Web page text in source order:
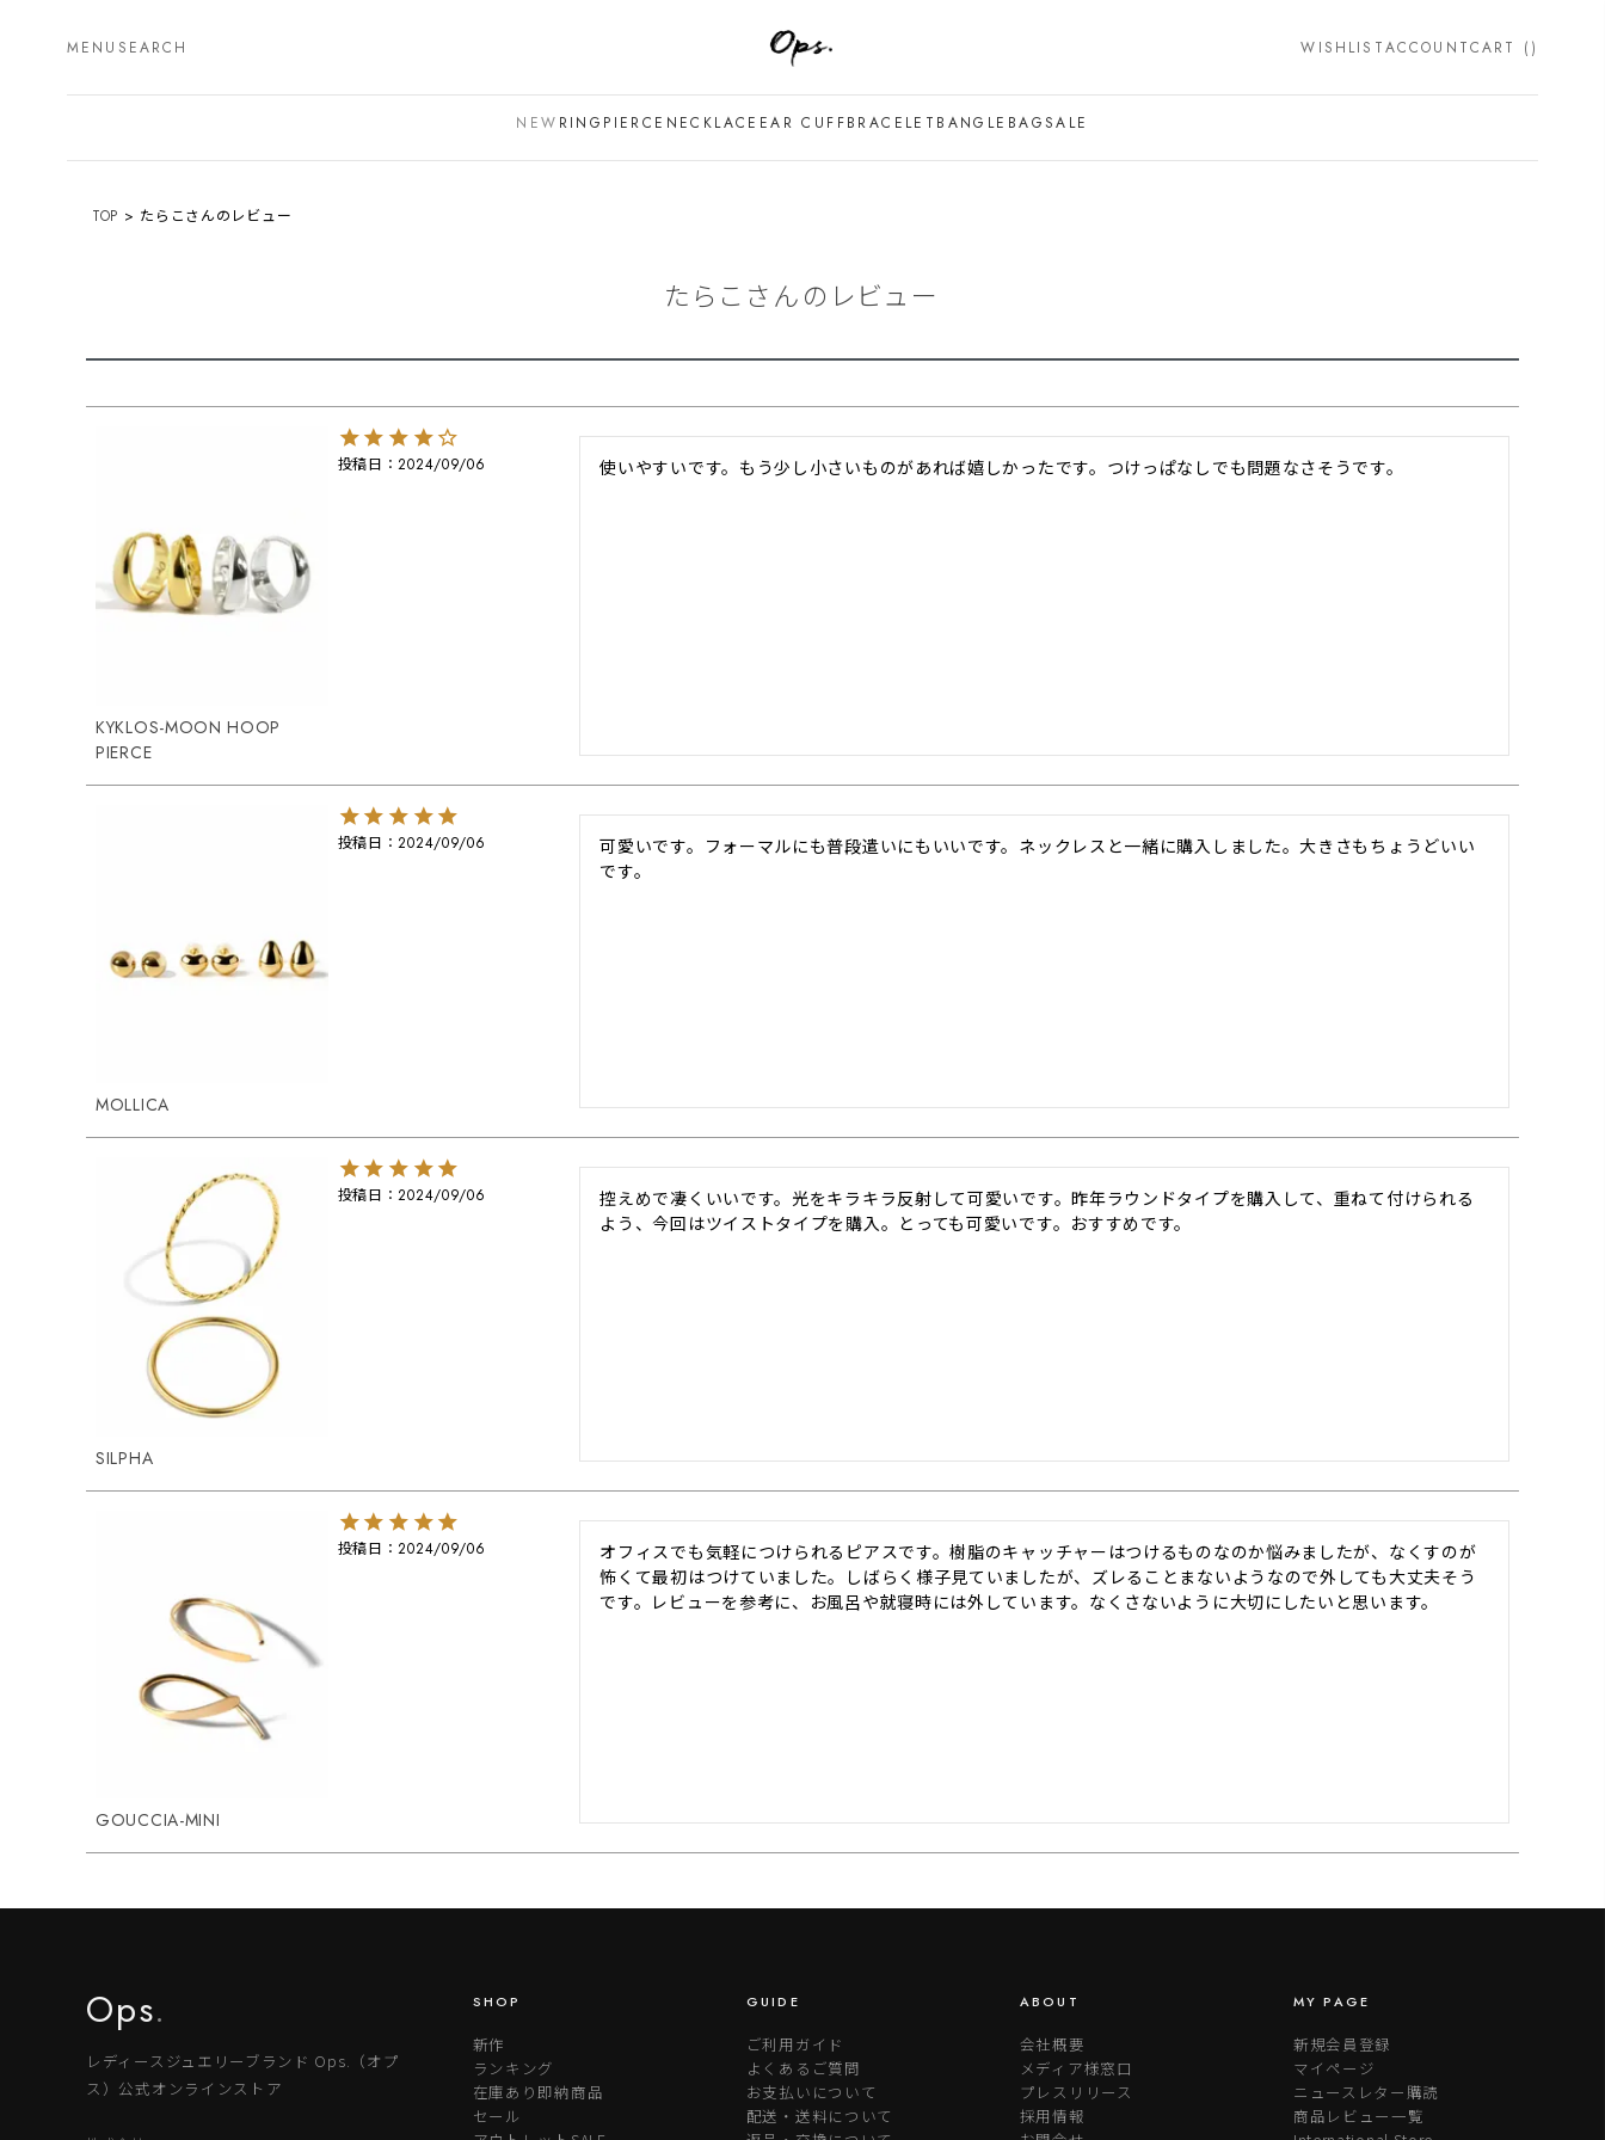
MENU SEARCH WISHLISTACCOUNTCART ( )
NEW RING PIERCE NECKLACE EAR CUFFBRACELET BANGLE BAGSALE
TOP たらこさんのレビュー
たらこさんのレビュー
KYKLOS-MOON HOOP
PIERCE
投稿日 2024/09/06 使いやすいです。もう少し小さいものがあれば嬉しかったです。つけっぱなしでも問題なさそうです。
MOLLICA
投稿日 2024/09/06
可愛いです。フォーマルにも普段遣いにもいいです。ネックレスと一緒に購入しました。大きさもちょうどいい
です。
SILPHA
投稿日 2024/09/06
控えめで凄くいいです。光をキラキラ反射して可愛いです。昨年ラウンドタイプを購入して、重ねて付けられる
GOUCCIA-MINI
投稿日 2024/09/06
オフィスでも気軽につけられるピアスです。樹脂のキャッチャーはつけるものなのか悩みましたが、なくすのが
怖くて最初はつけていました。しばらく様子見ていましたが、ズレることまないようなので外しても大丈夫そう
です。レビューを参考に、お風呂や就寝時には外しています。なくさないように大切にしたいと思います。
Ops.
レディースジュエリーブランド Ops.（オプ
ス）公式オンラインストア
SHOP
新作
ランキング
在庫あり即納商品
セール
GUIDE
ご利用ガイド
よくあるご質問
お支払いについて
配送・送料について
ABOUT
会社概要
メディア様窓口
プレスリリース
採用情報
MY PAGE
新規会員登録
マイページ
ニュースレター購読
商品レビュー一覧